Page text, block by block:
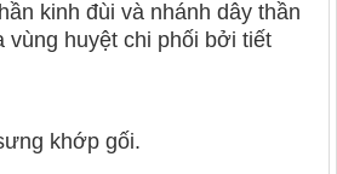
kinh đùi và nhánh dây thần
vùng huyệt chi phối bởi tiết
khớp gối.